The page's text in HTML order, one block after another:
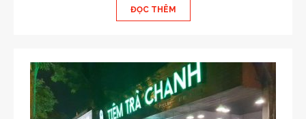
ĐỌC THÊM